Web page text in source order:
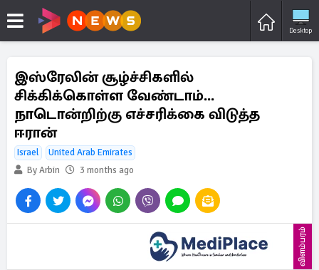
Desktop
இஸ்ரேலின் சூழ்ச்சிகளில்
சிக்கிக்கொள்ள வேண்டாம்...
நாடொன்றிற்கு எச்சரிக்கை விடுத்த
ஈரான்
Israel
United Arab Emirates
By Arbin
3 months ago
விளம்பரம்